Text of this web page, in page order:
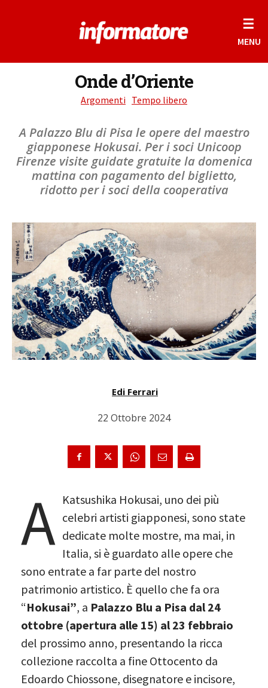
☰
MENU
Onde d’Oriente
Argomenti Tempo libero
A Palazzo Blu di Pisa le opere del maestro
giapponese Hokusai. Per i soci Unicoop
Firenze visite guidate gratuite la domenica
mattina con pagamento del biglietto,
ridotto per i soci della cooperativa
Edi Ferrari
22 Ottobre 2024
A Katsushika Hokusai, uno dei più
celebri artisti giapponesi, sono state
dedicate molte mostre, ma mai, in
Italia, si è guardato alle opere che
sono entrate a far parte del nostro
patrimonio artistico. È quello che fa ora
“Hokusai”, a Palazzo Blu a Pisa dal 24
ottobre (apertura alle 15) al 23 febbraio
del prossimo anno, presentando la ricca
collezione raccolta a fine Ottocento da
Edoardo Chiossone, disegnatore e incisore,